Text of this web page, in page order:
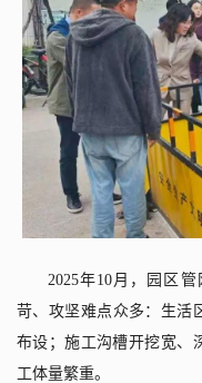
2025年10 月，园区
苛、攻坚难点众多：生活
布设；施工沟槽开挖宽、
工体量繁重。